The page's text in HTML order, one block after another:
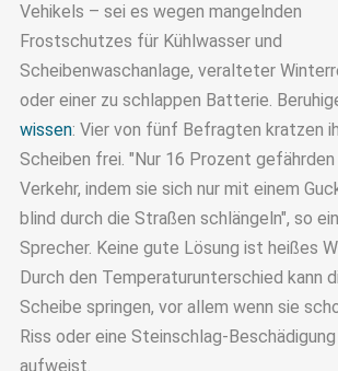
Vehikels – sei es wegen mangelnden
Frostschutzes für Kühlwasser und
Scheibenwaschanlage, veralteter
oder einer zu schlappen Batterie.
wissen: Vier von fünf Befragten kratzen
Scheiben frei. "Nur 16 Prozent gefährden
Verkehr, indem sie sich nur mit einem
blind durch die Straßen schlängeln", so
Sprecher. Keine gute Lösung ist heißes
Durch den Temperaturunterschied kann
Scheibe springen, vor allem wenn sie
Riss oder eine Steinschlag-Beschädigung
aufweist.